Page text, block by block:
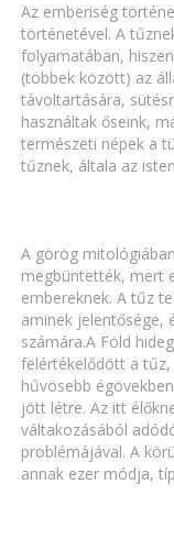
Az emberiség
történetével. A
folyamatában,
(többek között) az
távoltartására,
használtak őseink,
természeti népek a
tűznek, általa az
A görög
megbüntették, mert
embereknek. A tűz
aminek jelentősége,
számára.A Föld
felértékelődött a tűz,
hűvösebb
jött létre. Az itt
váltakozásából
problémájával. A
annak ezer módja,